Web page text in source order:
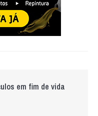
em fim de vida